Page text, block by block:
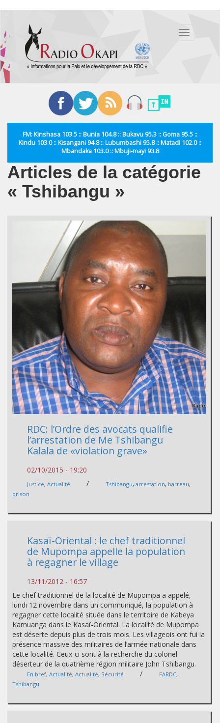
contenu
principal
Toggle
FM: Kinshasa 103.5 :: Bunia 104.8 :: Bukavu 95.3 :: Goma 95.5 ::
Kindu 103.0 :: Kisangani 94.8 :: Lubumbashi 95.8 :: Matadi 102.0 ::
Mbandaka 103.0 :: Mbuji-mayi 93.8
Articles de la catégorie
« Tshibangu »
RDC: l’Ordre des avocats qualifie
l’arrestation de Me Tshibangu
Kalala de «violation grave»
02/10/2015 - 19:20
Justice, Actualité / Tshibangu, arrestation, barreau,
prison
Kasaï-Oriental : le chef traditionnel
de Mupompa appelle la population
à regagner le village
13/11/2012 - 16:57
Le chef traditionnel de la localité de Mupompa a appelé,
lundi 12 novembre dans un communiqué, la population à
regagner cette localité située dans le territoire de Kabeya
Kamuanga dans le Kasaï-Oriental. La localité de Mupompa
est déserte depuis plus de trois mois. Les villageois ont fui la
présence massive des militaires de l’armée nationale dans
cette localité. Ceux-ci sont à la recherche du colonel
déserteur de la quatrième région militaire John Tshibangu.
En bref, Actualité, Actualité, Sécurité / FARDC,
Tshibangu